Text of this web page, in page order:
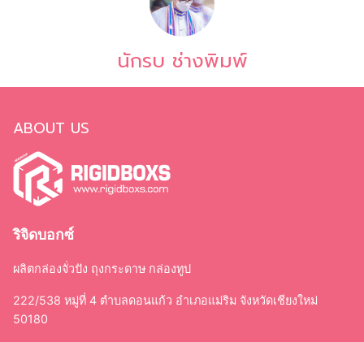
นักรบ ช่างพิมพ์
ABOUT US
ริจิดบอกซ์
ผลิตกล่องจั่วปัง ถุงกระดาษ กล่องทูป
222/538 หมู่ที่ 4 ตำบลดอนแก้ว อำเภอแม่ริม จังหวัดเชียงใหม่
50180